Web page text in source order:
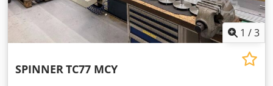
1 /3
SPINNERTC77 MCY